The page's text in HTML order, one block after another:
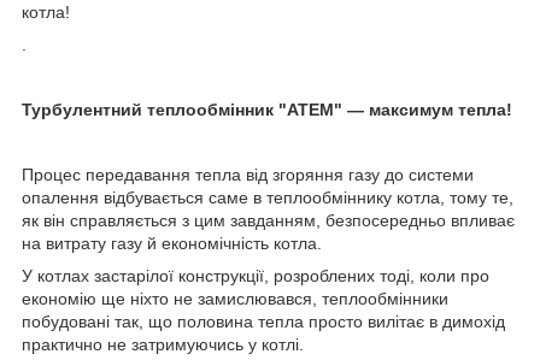
котла!
Турбулентний теплообмінник "АТЕМ" — максимум тепла!
Процес передавання тепла від згоряння газу до системи
опалення відбувається саме в теплообміннику котла, тому те,
як він справляється з цим завданням, безпосередньо впливає
на витрату газу й економічність котла.
У котлах застарілої конструкції, розроблених тоді, коли про
економію ще ніхто не замислювався, теплообмінники
побудовані так, що половина тепла просто вилітає в димохід
практично не затримуючись у котлі.